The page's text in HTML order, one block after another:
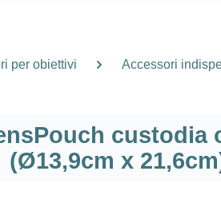
per obiettivi Accessori
custodia
(Ø13,9cm x